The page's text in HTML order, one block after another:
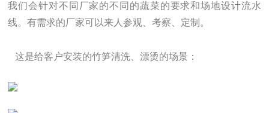
我们会针对不同厂家的不同的蔬菜的要求和场地设计流水
线。有需求的厂家可以来人参观、考察、定制。
这是给客户安装的竹笋清洗、漂烫的场景：